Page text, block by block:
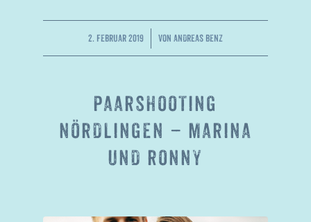
2. FEBRUAR 2019
/ VON ANDREAS BENZ
PAARSHOOTING
NÖRDLINGEN – MARINA
UND RONNY